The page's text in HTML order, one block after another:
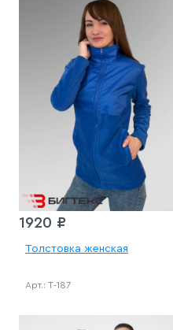
1920 ₽
Толстовка женская
Арт.: Т-187